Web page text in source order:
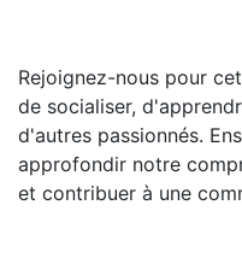
Rejoignez-nous pour
de socialiser,
d'autres passionnés.
approfondir notre
et contribuer à une